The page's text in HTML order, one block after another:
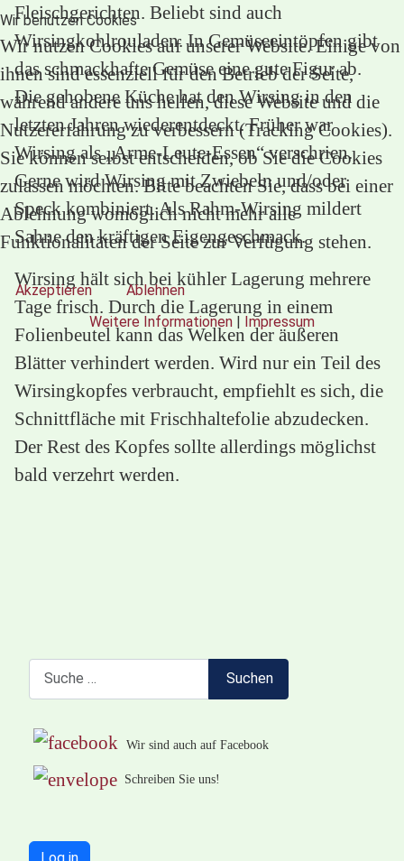
Fleischgerichten. Beliebt sind auch
Wirsingkohlrouladen. In Gemüseeintöpfen gibt
das schmackhafte Gemüse eine gute Figur ab.
Die gehobene Küche hat den Wirsing in den
letzten Jahren wiederentdeckt. Früher war
Wirsing als „Arme-Leute-Essen“ verschrien.
Gerne wird Wirsing mit Zwiebeln und/oder
Speck kombiniert. Als Rahm-Wirsing mildert
Sahne den kräftigen Eigengeschmack.
Wirsing hält sich bei kühler Lagerung mehrere
Tage frisch. Durch die Lagerung in einem
Folienbeutel kann das Welken der äußeren
Blätter verhindert werden. Wird nur ein Teil des
Wirsingkopfes verbraucht, empfiehlt es sich, die
Schnittfläche mit Frischhaltefolie abzudecken.
Der Rest des Kopfes sollte allerdings möglichst
bald verzehrt werden.
Suchen
Wir sind auch auf Facebook
Schreiben Sie uns!
Wir benutzen Cookies
Wir nutzen Cookies auf unserer Website. Einige von
ihnen sind essenziell für den Betrieb der Seite,
während andere uns helfen, diese Website und die
Nutzererfahrung zu verbessern (Tracking Cookies).
Sie können selbst entscheiden, ob Sie die Cookies
zulassen möchten. Bitte beachten Sie, dass bei einer
Ablehnung womöglich nicht mehr alle
Funktionalitäten der Seite zur Verfügung stehen.
Akzeptieren
Ablehnen
Weitere Informationen | Impressum